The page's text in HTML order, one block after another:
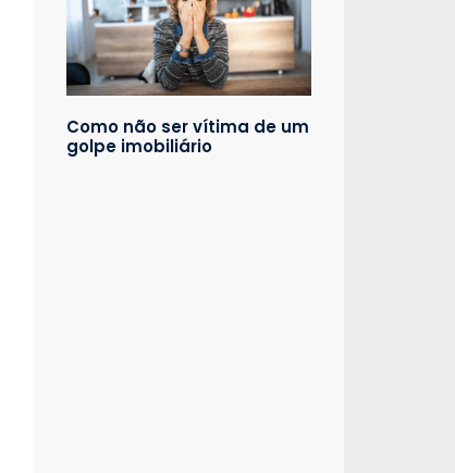
Como não ser vítima de um
golpe imobiliário